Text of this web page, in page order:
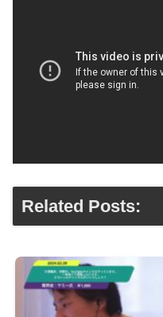
Related Posts: